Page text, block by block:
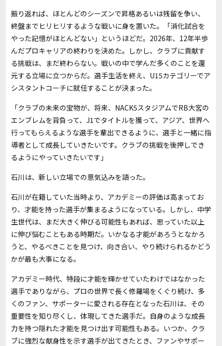
振り返れば、ほとんどのシーズンで昇格あるいは残留を争い、
終盤までヒリヒリするような戦いに身を置いた。「消化試合を
やった記憶がほとんどない」というほどだ。2026年、12年半歩
んだプロキャリアの終わりを決めた。しかし、クラブに貢献す
る挑戦は、まだ終わらない。戦いの中で学んだ多くのことを還
元する立場に立つからだ。選手生活を終え、U15カテゴリーでア
シスタントコーチに就任することが決まった。
「クラブの未来の宝物が、将来、NACK5スタジアムでRB大宮の
エンブレムを背負って、J1でタイトルを獲って、アジア、世界へ
行ってもらえるような選手を輩出できるように、選手と一緒に指
導者として成長していきたいです。クラブの挑戦を後押しでき
るようにやっていきたいです」
石川は、新しい立場での意気込みを語った。
石川が在籍していた当時より、アカデミーの評価は高まってお
り、才能を持った選手が集まるようになっている。しかし、中学
生世代は、まだ大きく伸びる可能性もあれば、思っていた以上
に伸び悩むこともある時期だ。いかなる才能があろうとなかろ
うと、やるべきことを見つけ、向き合い、やり続けられるかどう
かが最も大事になる。
アカデミー時代、特段に才能を輝かせていたわけではなかった
選手でありながら、プロの世界で長く修羅場をくぐり続け、多
くのファン、サポーターに愛される存在となった石川は、その
重要性を知り尽くし、体現してきた選手だ。自身のような成長
力を持つ隠れた才能を見つけ出す可能性もある。いつか、クラ
ブに強烈な献身性を示す選手が出てきたとき、ファンやサポー